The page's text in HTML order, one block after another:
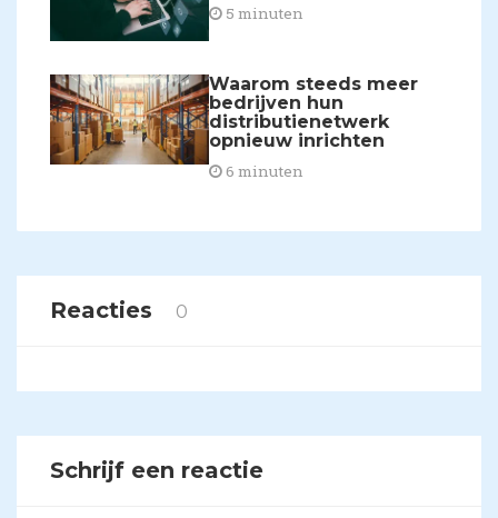
5 minuten
Waarom steeds meer
bedrijven hun
distributienetwerk
opnieuw inrichten
6 minuten
Reacties 0
Schrijf een reactie